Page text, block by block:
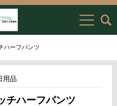
ハーフパンツ
用品
チハーフパンツ